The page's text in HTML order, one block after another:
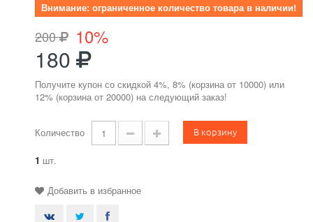
Внимание: ограниченное количество товара в наличии!
200 10%
180
Получите купон со скидкой 4%, 8% (корзина от 10000) или
12% (корзина от 20000) на следующий заказ!
Количество В корзину
1 шт.
Добавить в избранное